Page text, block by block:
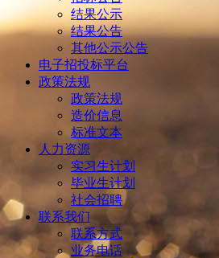
结果公示
结果公告
其他公示公告
电子招投标平台
政策法规
政策法规
造价信息
标准文本
人力资源
实习生计划
毕业生计划
社会招聘
联系我们
联系方式
业务电话